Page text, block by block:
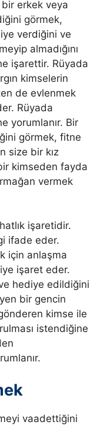
erkek veya
görmek,
verdiğini ve
almadığını
işarettir. Rüyada
kimselerin
de evlenmek
Rüyada
yorumlanır. Bir
görmek, fitne
size bir kız
kimseden fayda
vermek
işaretidir.
ifade eder.
için anlaşma
işaret eder.
hediye edildiğini
bir gencin
kimse ile
istendiğine
vaadettiğini